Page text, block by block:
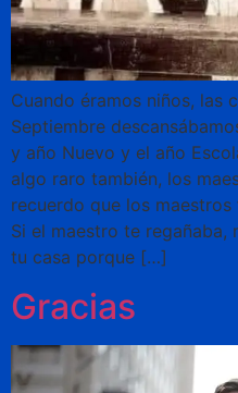
Cuando éramos niños, las
Septiembre
y año Nuevo y el año
algo raro también, los
recuerdo que los
Si el maestro te regañaba,
tu casa porque […]
Gracias